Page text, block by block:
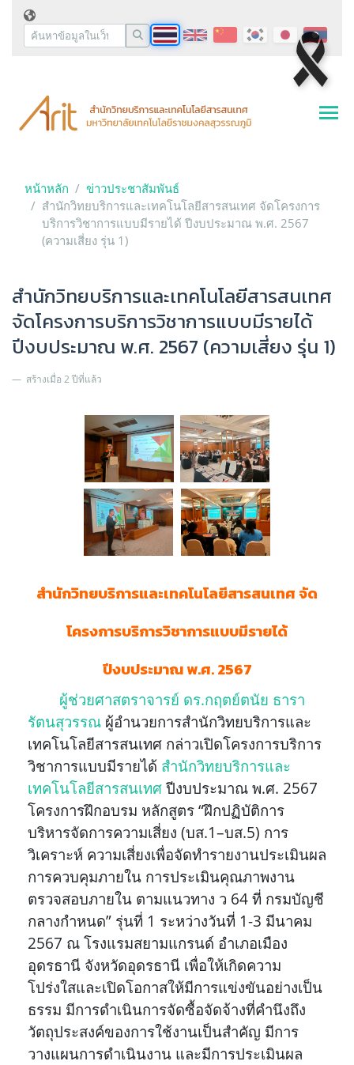
หน้าหลัก
ข่าวประชาสัมพันธ์
สำนักวิทยบริการและเทคโนโลยีสารสนเทศ จัดโครงการ
บริการวิชาการแบบมีรายได้ ปีงบประมาณ พ.ศ. 2567
(ความเสี่ยง รุ่น 1)
สำนักวิทยบริการและเทคโนโลยีสารสนเทศ
จัดโครงการบริการวิชาการแบบมีรายได้
ปีงบประมาณ พ.ศ. 2567 (ความเสี่ยง รุ่น 1)
สร้างเมื่อ 2 ปีที่แล้ว
สำนักวิทยบริการและเทคโนโลยีสารสนเทศ จัด
โครงการบริการวิชาการแบบมีรายได้
ปีงบประมาณ พ.ศ. 2567
ผู้ช่วยศาสตราจารย์ ดร.กฤตย์ตนัย ธารา
รัตนสุวรรณ ผู้อำนวยการสำนักวิทยบริการและ
เทคโนโลยีสารสนเทศ กล่าวเปิดโครงการบริการ
วิชาการแบบมีรายได้ สำนักวิทยบริการและ
เทคโนโลยีสารสนเทศ ปีงบประมาณ พ.ศ. 2567
โครงการฝึกอบรม หลักสูตร “ฝึกปฏิบัติการ
บริหารจัดการความเสี่ยง (บส.1–บส.5) การ
วิเคราะห์ ความเสี่ยงเพื่อจัดทำรายงานประเมินผล
การควบคุมภายใน การประเมินคุณภาพงาน
ตรวจสอบภายใน ตามแนวทาง ว 64 ที่ กรมบัญชี
กลางกำหนด” รุ่นที่ 1 ระหว่างวันที่ 1-3 มีนาคม
2567 ณ โรงแรมสยามแกรนด์ อำเภอเมือง
อุดรธานี จังหวัดอุดรธานี เพื่อให้เกิดความ
โปร่งใสและเปิดโอกาสให้มีการแข่งขันอย่างเป็น
ธรรม มีการดำเนินการจัดซื้อจัดจ้างที่คำนึงถึง
วัตถุประสงค์ของการใช้งานเป็นสำคัญ มีการ
วางแผนการดำเนินงาน และมีการประเมินผล